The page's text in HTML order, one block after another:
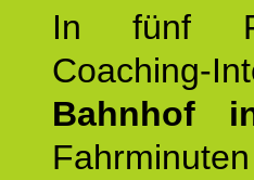
In fünf
Bahnhof